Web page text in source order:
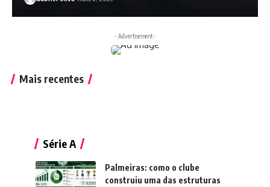
- Advertisement -
Mais recentes
Série A
Palmeiras: como o clube
construiu uma das estruturas